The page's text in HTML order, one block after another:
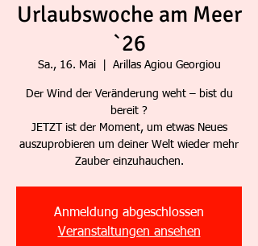
Urlaubswoche am Meer
`26
Sa., 16. Mai
  |
Arillas Agiou Georgiou
Der Wind der Veränderung weht – bist du
bereit ?
JETZT ist der Moment, um etwas Neues
auszuprobieren um deiner Welt wieder mehr
Anmeldung abgeschlossen
Veranstaltungen ansehen